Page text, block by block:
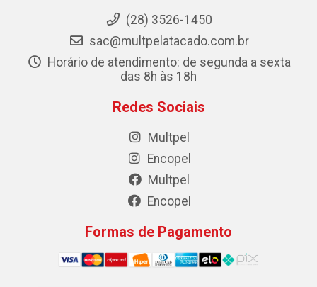
(28) 3526-1450
sac@multpelatacado.com.br
Horário de atendimento: de segunda a sexta
das 8h às 18h
Redes Sociais
Multpel
Encopel
Multpel
Encopel
Formas de Pagamento